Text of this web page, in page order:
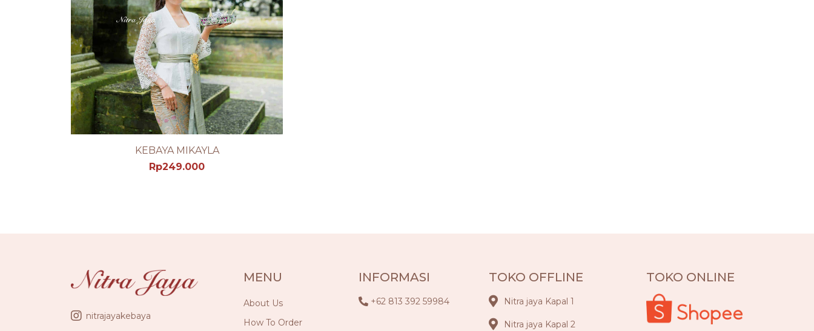
LIHAT PRODUK DETAIL
KEBAYA MIKAYLA
Rp249.000
nitrajayakebaya
MENU
About Us
How To Order
INFORMASI
+62 813 392 59984
TOKO OFFLINE
Nitra jaya Kapal 1
Nitra jaya Kapal 2
TOKO ONLINE